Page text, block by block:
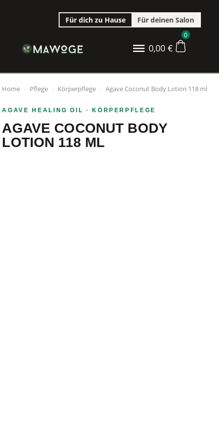
Für dich zu Hause Für deinen Salon
0,00 €
0
Home › Pflege › Körperpflege › Agave Coconut Body Lotion 118 ml
AGAVE HEALING OIL · KÖRPERPFLEGE
AGAVE COCONUT BODY
LOTION 118 ML